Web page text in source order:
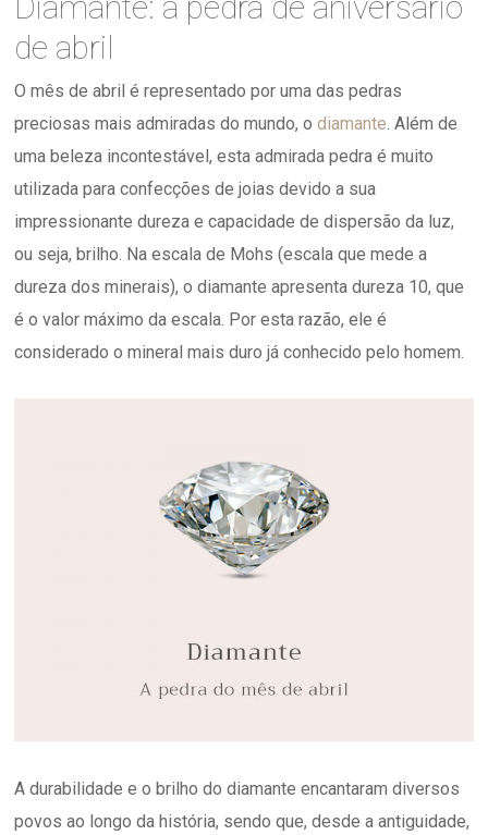
de abril
O mês de abril é representado por uma das pedras
preciosas mais admiradas do mundo, odiamante . Além de
uma beleza incontestável, esta admirada pedra é muito
utilizada para confecções de joias devido a sua
impressionante dureza e capacidade de dispersão da luz,
ou seja, brilho. Na escala de Mohs (escala que mede a
dureza dos minerais), o diamante apresenta dureza 10, que
é o valor máximo da escala. Por esta razão, ele é
considerado o mineral mais duro já conhecido pelo homem.
A durabilidade e o brilho do diamante encantaram diversos
povos ao longo da história, sendo que, desde a antiguidade,